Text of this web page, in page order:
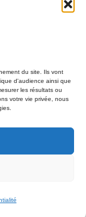
du site. Ils vont
d'audience ainsi que
les résultats ou
votre vie privée, nous
à conditions